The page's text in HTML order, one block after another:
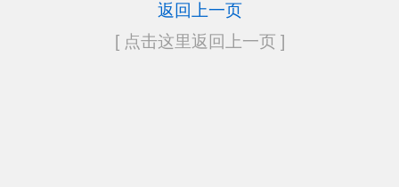
返回上一页
[ 点击这里返回上一页 ]